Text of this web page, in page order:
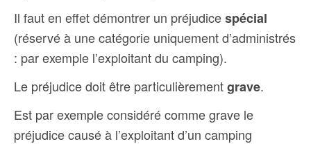
Il faut en effet démontrer un préjudicespécial
(réservé à une catégorie uniquement d’administrés
: par exemple l’exploitant du camping).
Le préjudice doit être particulièrementgrave.
Est par exemple considéré comme grave le
préjudice causé à l’exploitant d’un camping